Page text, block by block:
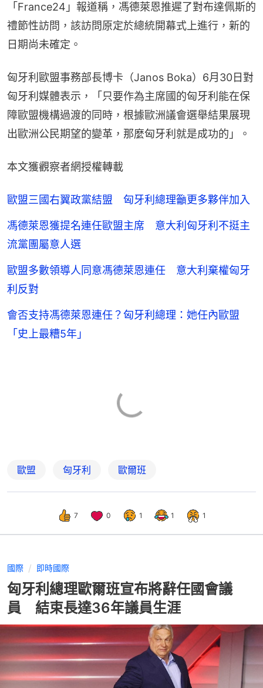
「France24」報道稱，馮德萊恩推遲了對布達佩斯的
禮節性訪問，該訪問原定於總統開幕式上進行，新的
日期尚未確定。
匈牙利歐盟事務部長博卡（Janos Boka）6月30日對
匈牙利媒體表示，「只要作為主席國的匈牙利能在保
障歐盟機構過渡的同時，根據歐洲議會選舉結果展現
出歐洲公民期望的變革，那麼匈牙利就是成功的」。
本文獲觀察者網授權轉載
歐盟三國右翼政黨結盟 匈牙利總理籲更多夥伴加入
馮德萊恩獲提名連任歐盟主席 意大利匈牙利不挺主
流黨團屬意人選
歐盟多數領導人同意馮德萊恩連任 意大利棄權匈牙
利反對
會否支持馮德萊恩連任？匈牙利總理：她任內歐盟
「史上最糟5年」
歐盟 匈牙利 歐爾班
7 0 1 1 1
國際 即時國際
匈牙利總理歐爾班宣布將辭任國會議
員 結束長達36年議員生涯